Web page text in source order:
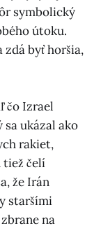
symbolický
útoku.
zdá byť horšia,
čo Izrael
ukázal ako
rakiet,
tiež čelí
že Irán
staršími
na